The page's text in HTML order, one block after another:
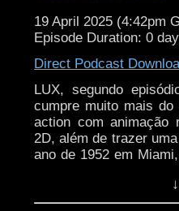
vez, linguagem de
vem com a gente
19 April 2025 (4:42pm
Episode Duration: 0
Direct Podcast
LUX, segundo
cumpre muito mais
action com animação
2D, além de trazer
ano de 1952 em
animado (e com
que eles conseguirão